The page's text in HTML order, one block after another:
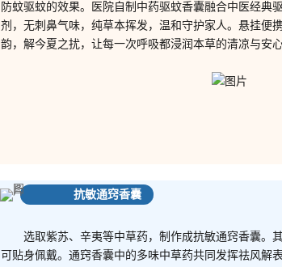
防蚊驱蚊的效果。医院自制中药驱蚊香囊融合中医经典
剂，无刺鼻气味，纯草本挥发，温和守护家人。悬挂便
韵，解今夏之扰，让每一次呼吸都浸润本草的清凉与安心
抗敏通窍香囊
选取紫苏、辛夷等中草药，制作成抗敏通窍香囊。
可贴身佩戴。通窍香囊中的多味中草药共同发挥祛风解